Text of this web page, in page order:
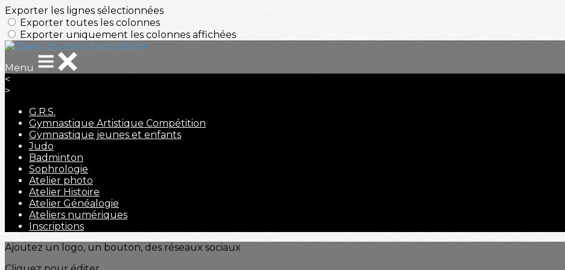
Exporter les lignes sélectionnées
Exporter toutes les colonnes
Exporter uniquement les colonnes affichées
Menu
<
>
G.R.S.
Gymnastique Artistique Compétition
Gymnastique jeunes et enfants
Judo
Badminton
Sophrologie
Atelier photo
Atelier Histoire
Atelier Généalogie
Ateliers numériques
Inscriptions
Ajoutez un logo, un bouton, des réseaux sociaux